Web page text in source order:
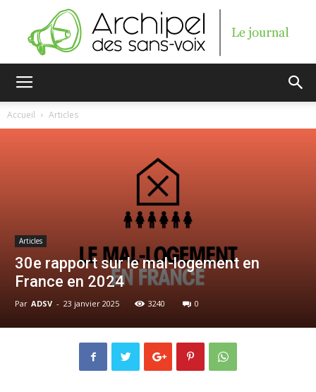
sans-
voix
Accueil Articles
Articles
30e rapport sur le mal-logement en
France en 2024
Par ADSV - 23 janvier 2025 3240 0